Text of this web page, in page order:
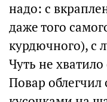
надо: с
даже того
курдючного), с
Чуть не
Повар облегчил